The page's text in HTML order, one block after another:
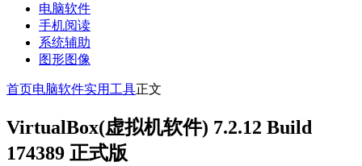
电脑软件
手机阅读
系统辅助
图形图像
首页电脑软件实用工具正文
VirtualBox(虚拟机软件) 7.2.12 Build
174389 正式版